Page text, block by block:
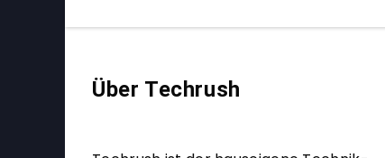
Über Techrush